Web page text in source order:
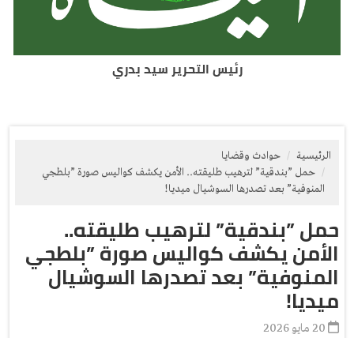
رئيس التحرير سيد بدري
الرئيسية
حوادث وقضايا
حمل ”بندقية” لترهيب طليقته.. الأمن يكشف كواليس صورة ”بلطجي
المنوفية” بعد تصدرها السوشيال ميديا!
حمل ”بندقية” لترهيب طليقته..
الأمن يكشف كواليس صورة ”بلطجي
المنوفية” بعد تصدرها السوشيال
ميديا!